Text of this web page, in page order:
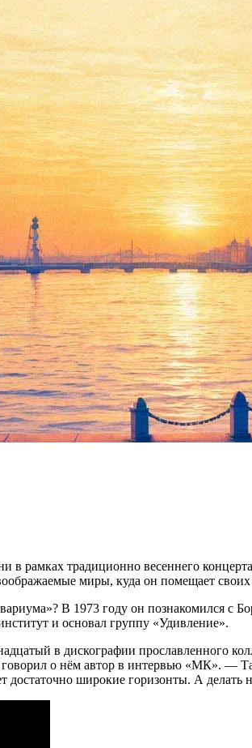
миры
рамках традиционно весеннего
миры, куда он помещает своих
В 1973 году он познакомился
и основал группу «Удивление».
в дискографии прославленного
о нём автор в интервью «МК». —
достаточно широкие горизонты. А делать